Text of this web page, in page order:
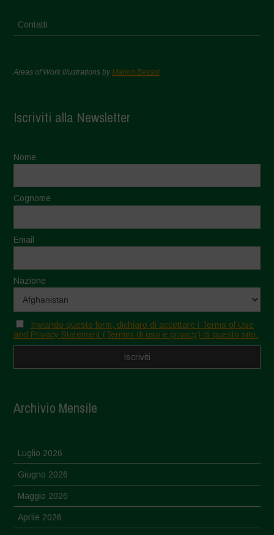
Contatti
Areas of Work Illustrations byMarion Bessol
Iscriviti alla Newsletter
Nome
Cognome
Email
Nazione
Inviando questo form, dichiaro di accettare i Terms of Use
and Privacy Statement (Termini di uso e privacy) di questo sito.
Archivio Mensile
Luglio 2026
Giugno 2026
Maggio 2026
Aprile 2026